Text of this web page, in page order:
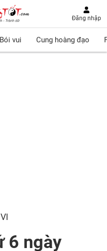
Đăng nhập
Bói vui Cung hoàng đạo
6 ngày